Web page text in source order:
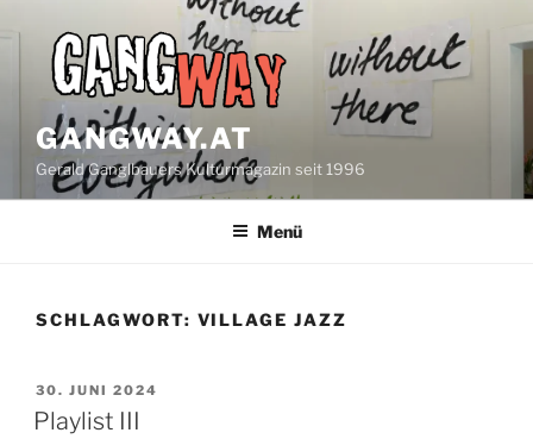
springen
GANGWAY.AT
Gerald Ganglbauers Kulturmagazin seit 1996
Menü
SCHLAGWORT: VILLAGE JAZZ
VERÖFFENTLICHT
AM
30. JUNI 2024
Playlist III